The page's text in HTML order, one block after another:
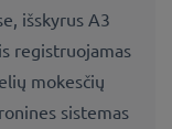
išskyrus A3
registruojamas
mokesčių
sistemas